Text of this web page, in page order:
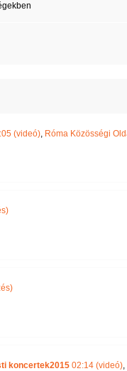
(videó), Róma Közösségi
koncertek2015 02:14 (videó),